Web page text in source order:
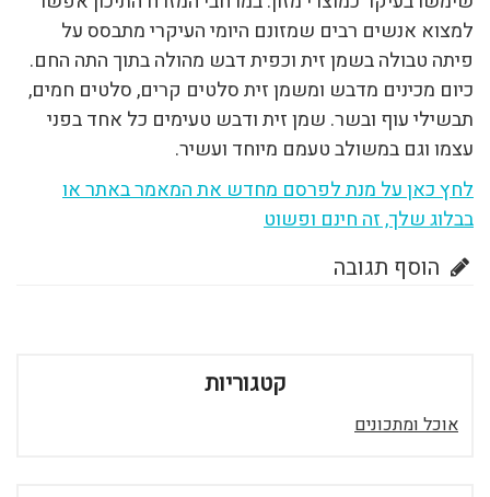
למצוא אנשים רבים שמזונם היומי העיקרי מתבסס על
פיתה טבולה בשמן זית וכפית דבש מהולה בתוך התה החם.
כיום מכינים מדבש ומשמן זית סלטים קרים, סלטים חמים,
תבשילי עוף ובשר. שמן זית ודבש טעימים כל אחד בפני
עצמו וגם במשולב טעמם מיוחד ועשיר.
לחץ כאן על מנת לפרסם מחדש את המאמר באתר או
בבלוג שלך, זה חינם ופשוט
הוסף תגובה
קטגוריות
אוכל ומתכונים